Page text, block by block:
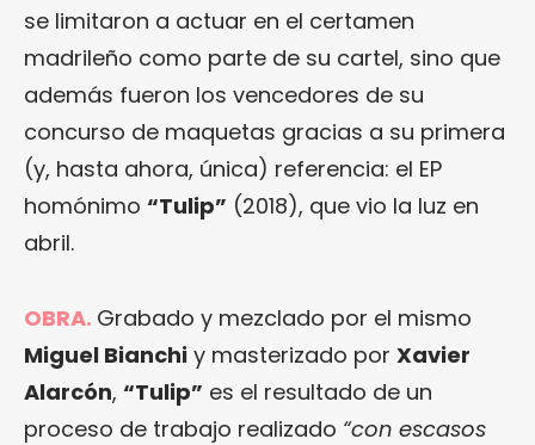
se limitaron a actuar en el certamen
madrileño como parte de su cartel, sino que
además fueron los vencedores de su
concurso de maquetas gracias a su primera
(y, hasta ahora, única) referencia: el EP
homónimo “Tulip” (2018), que vio la luz en
abril.
OBRA. Grabado y mezclado por el mismo
Miguel Bianchi y masterizado por Xavier
Alarcón, “Tulip” es el resultado de un
proceso de trabajo realizado “con escasos